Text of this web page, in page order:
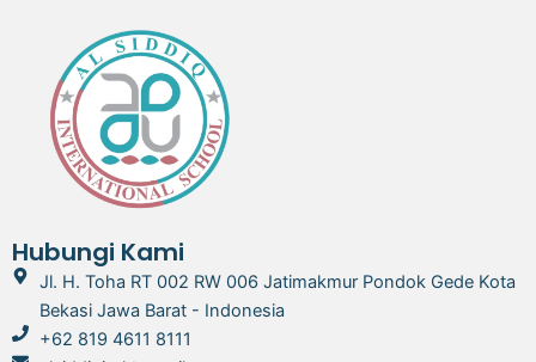
Hubungi Kami
Jl. H. Toha RT 002 RW 006 Jatimakmur Pondok Gede Kota
Bekasi Jawa Barat - Indonesia
+62 819 4611 8111